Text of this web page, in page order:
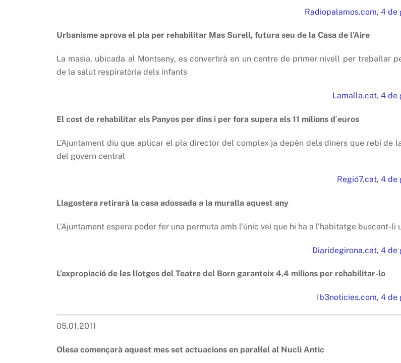
Radiopalamos.com, 4 de
Urbanisme aprova el pla per rehabilitar Mas Surell, futura seu de la Casa de l’Aire
La masia, ubicada al Montseny, es convertirà en un centre de primer nivell per treballar
de la salut respiratòria dels infants
Lamalla.cat, 4 de
El cost de rehabilitar els Panyos per dins i per fora supera els 11 milions d´euros
L’Ajuntament diu que aplicar el pla director del complex ja depèn dels diners que rebi de
del govern central
Regió7.cat, 4 de
Llagostera retirarà la casa adossada a la muralla aquest any
L’Ajuntament espera poder fer una permuta amb l’únic veí que hi ha a l’habitatge buscant-li
Diaridegirona.cat, 4 de
L’expropiació de les llotges del Teatre del Born garanteix 4,4 milions per rehabilitar-lo
Ib3noticies.com, 4 de
05.01.2011
Olesa començarà aquest mes set actuacions en paral·lel al Nucli Antic